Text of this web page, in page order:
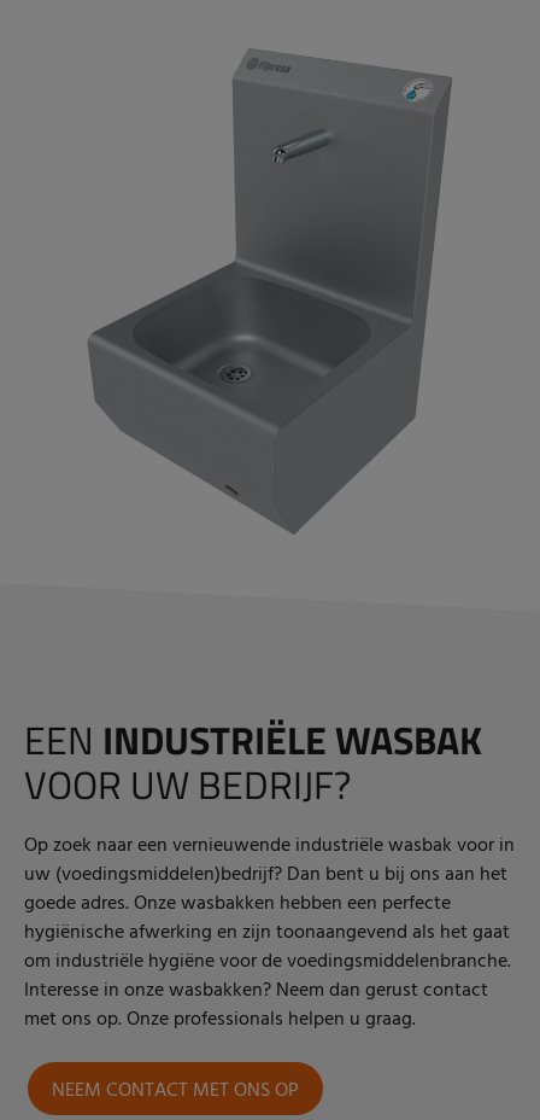
EEN INDUSTRIËLEWASBAK
VOOR UW BEDRIJF?
Op zoek naar een vernieuwende industriële wasbak voor in
uw (voedingsmiddelen)bedrijf? Dan bent u bij ons aan het
goede adres. Onze wasbakken hebben een perfecte
hygiënische afwerking en zijn toonaangevend als het gaat
om industriële hygiëne voor de voedingsmiddelenbranche.
Interesse in onze wasbakken? Neem dan gerust contact
met ons op. Onze professionals helpen u graag.
NEEM CONTACT MET ONS OP